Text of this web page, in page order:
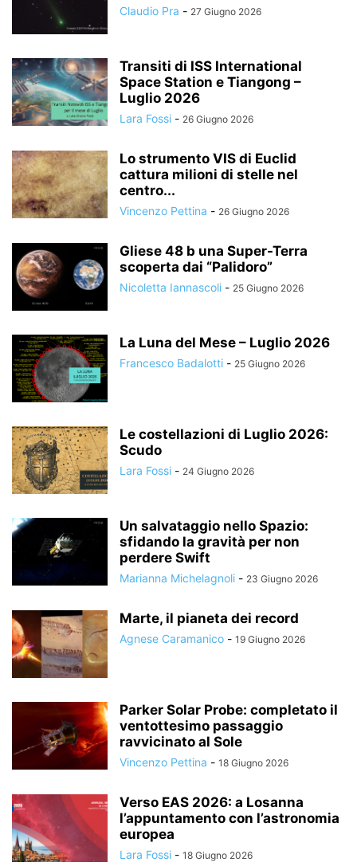
Claudio Pra - 27 Giugno 2026
Transiti di ISS International
Space Station e Tiangong –
Luglio 2026
Lara Fossi - 26 Giugno 2026
Lo strumento VIS di Euclid
cattura milioni di stelle nel
centro...
Vincenzo Pettina - 26 Giugno 2026
Gliese 48 b una Super-Terra
scoperta dai “Palidoro”
Nicoletta Iannascoli - 25 Giugno 2026
La Luna del Mese – Luglio 2026
Francesco Badalotti - 25 Giugno 2026
Le costellazioni di Luglio 2026:
Scudo
Lara Fossi - 24 Giugno 2026
Un salvataggio nello Spazio:
sfidando la gravità per non
perdere Swift
Marianna Michelagnoli - 23 Giugno 2026
Marte, il pianeta dei record
Agnese Caramanico - 19 Giugno 2026
Parker Solar Probe: completato il
ventottesimo passaggio
ravvicinato al Sole
Vincenzo Pettina - 18 Giugno 2026
Verso EAS 2026: a Losanna
l’appuntamento con l’astronomia
europea
Lara Fossi - 18 Giugno 2026